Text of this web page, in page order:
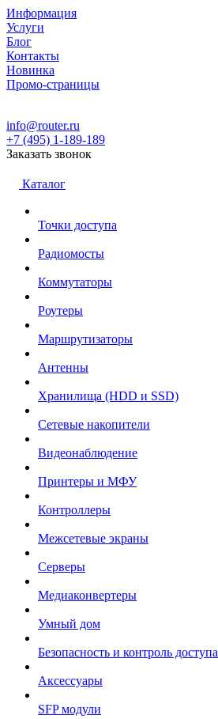
Информация
Услуги
Блог
Контакты
Новинка
Промо-страницы
info@router.ru
+7 (495) 1-189-189
Заказать звонок
Каталог
Точки доступа
Радиомосты
Коммутаторы
Роутеры
Маршрутизаторы
Антенны
Хранилища (HDD и SSD)
Сетевые накопители
Видеонаблюдение
Принтеры и МФУ
Контроллеры
Межсетевые экраны
Серверы
Медиаконвертеры
Умный дом
Безопасность и контроль доступа
Аксессуары
SFP модули